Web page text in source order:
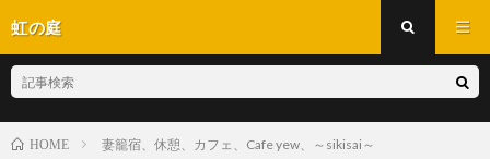
虹の庭
HOME 妻籠宿、休憩、カフェ、Cafe yew、～sikisai～